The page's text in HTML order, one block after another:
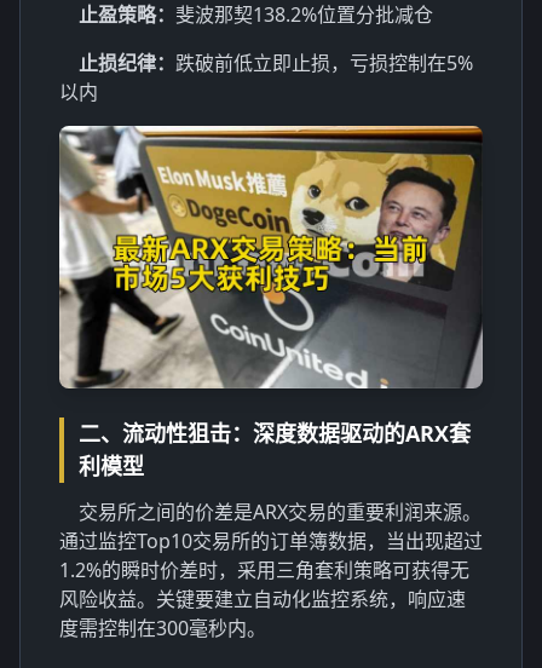
止盈策略： 斐波那契138.2%位置分批减仓
止损纪律： 跌破前低立即止损，亏损控制在5%
以内
二、流动性狙击：深度数据驱动的ARX套
利模型
交易所之间的价差是ARX交易的重要利润来源。
通过监控Top10交易所的订单簿数据，当出现超过
1.2%的瞬时价差时，采用三角套利策略可获得无
风险收益。关键要建立自动化监控系统，响应速
度需控制在300毫秒内。